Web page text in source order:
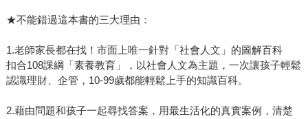
★不能錯過這本書的三大理由：
1.老師家長都在找！市面上唯一針對「社會人文」的圖解百科
扣合108課綱「素養教育」，以社會人文為主題，一次讓孩子輕鬆
認識理財、企管，10-99歲都能輕鬆上手的知識百科。
2.藉由問題和孩子一起尋找答案，用最生活化的真實案例，清楚